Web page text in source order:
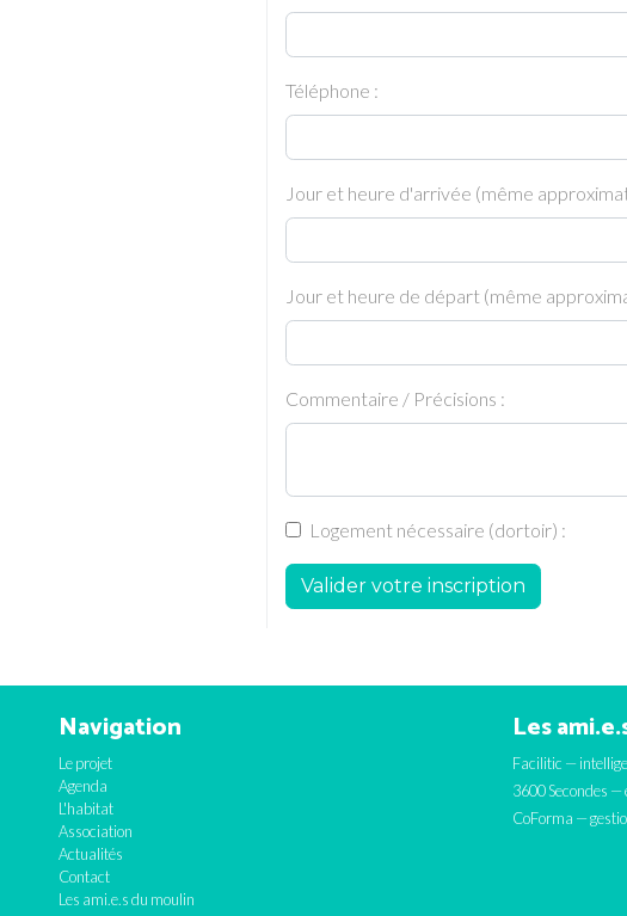
Téléphone :
Jour et heure d'arrivée (même
Jour et heure de départ (même
Commentaire / Précisions :
Logement nécessaire (dortoir) :
Valider votre inscription
Navigation
Le projet
Agenda
L'habitat
Association
Actualités
Contact
Les ami.e.s du moulin
Les
Facilitic —
3600 Secondes —
CoForma —